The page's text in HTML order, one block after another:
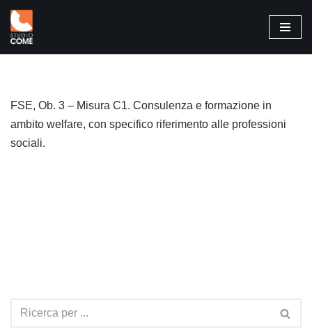
Vai
al
FSE, Ob. 3 – Misura C1. Consulenza e formazione in
ambito welfare, con specifico riferimento alle professioni
sociali.